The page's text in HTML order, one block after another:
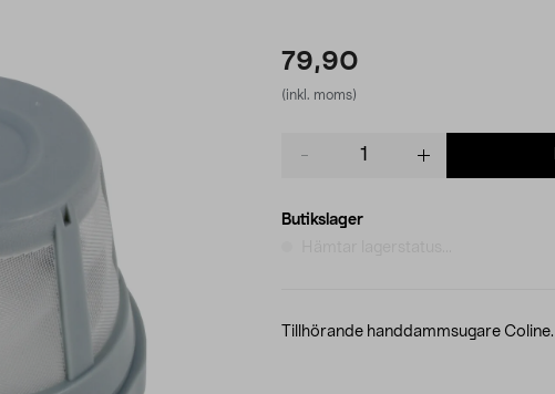
79,90
(inkl. moms)
Butikslager
Tillhörande handdammsugare Coline.